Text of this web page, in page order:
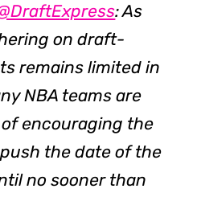
: As
on draft-
remains limited in
NBA teams are
encouraging the
the date of the
no sooner than